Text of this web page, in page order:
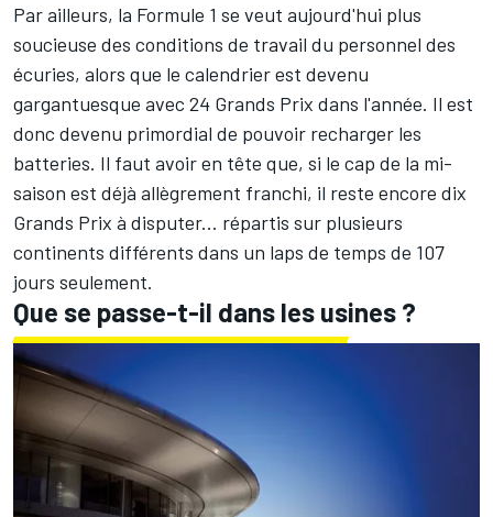
Par ailleurs, la Formule 1 se veut aujourd'hui plus
soucieuse des conditions de travail du personnel des
écuries, alors que le calendrier est devenu
gargantuesque avec 24 Grands Prix dans l'année. Il est
donc devenu primordial de pouvoir recharger les
batteries. Il faut avoir en tête que, si le cap de la mi-
saison est déjà allègrement franchi, il reste encore dix
Grands Prix à disputer... répartis sur plusieurs
continents différents dans un laps de temps de 107
jours seulement.
Que se passe-t-il dans les usines ?